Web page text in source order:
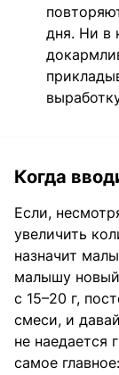
дня. Ни в
Когда
Если,
увеличить
назначит
малышу
с 15–20 г,
смеси, и
не наедается
самое